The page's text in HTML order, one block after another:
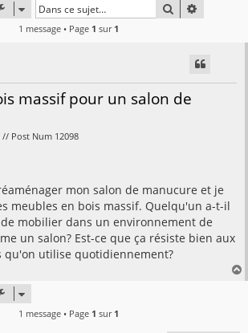
RECHERCHER
1 message • Page 1 sur 1
massif pour un salon de
// Post Num 12098
mon salon de manucure et je
meubles en bois massif. Quelqu'un a-t-il
mobilier dans un environnement de
un salon? Est-ce que ça résiste bien aux
utilise quotidiennement?
1 message • Page 1 sur 1